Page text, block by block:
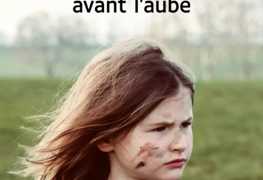
Madelaine avant l’aube
Sandrine Collette
27€